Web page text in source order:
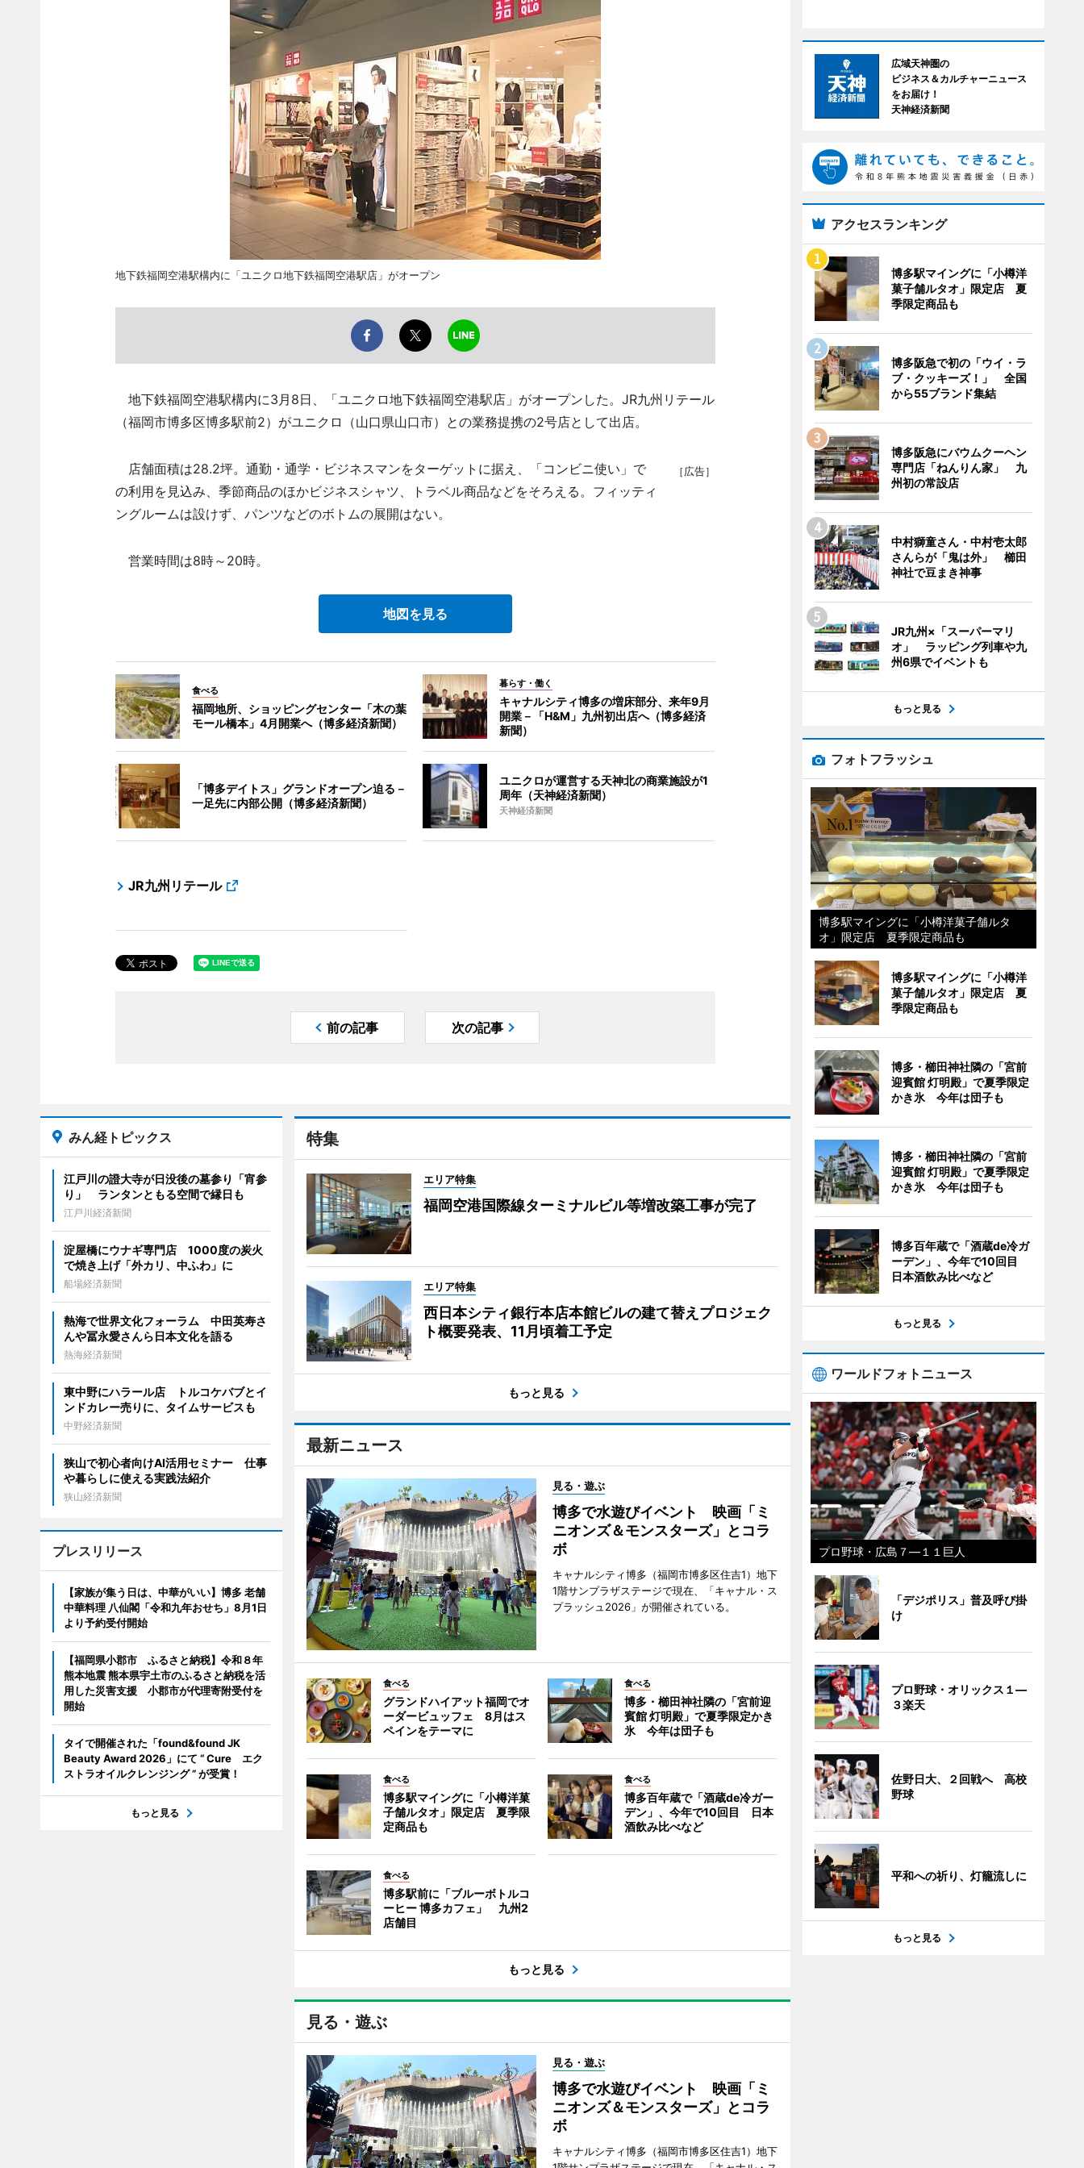
地下鉄福岡空港駅構内に「ユニクロ地下鉄福岡空港駅店」がオープン
地下鉄福岡空港駅構内に3月8日、「ユニクロ地下鉄福岡空港駅店」がオープンした。JR九州リテール
（福岡市博多区博多駅前2）がユニクロ（山口県山口市）との業務提携の2号店として出店。
［広告］
店舗面積は28.2坪。通勤・通学・ビジネスマンをターゲットに据え、「コンビニ使い」で
の利用を見込み、季節商品のほかビジネスシャツ、トラベル商品などをそろえる。フィッティ
ングルームは設けず、パンツなどのボトムの展開はない。
営業時間は8時～20時。
地図を見る
食べる
福岡地所、ショッピングセンター「木の葉
モール橋本」4月開業へ（博多経済新聞）
暮らす・働く
キャナルシティ博多の増床部分、来年9月
開業－「H&M」九州初出店へ（博多経済
新聞）
「博多デイトス」グランドオープン迫る－
一足先に内部公開（博多経済新聞）
ユニクロが運営する天神北の商業施設が1
周年（天神経済新聞）
天神経済新聞
JR九州リテール
前の記事 次の記事
特集
エリア特集
福岡空港国際線ターミナルビル等増改築工事が完了
エリア特集
西日本シティ銀行本店本館ビルの建て替えプロジェク
ト概要発表、11月頃着工予定
もっと見る
最新ニュース
見る・遊ぶ
博多で水遊びイベント 映画「ミ
ニオンズ＆モンスターズ」とコラ
ボ
キャナルシティ博多（福岡市博多区住吉1）地下
1階サンプラザステージで現在、「キャナル・ス
プラッシュ2026」が開催されている。
食べる
グランドハイアット福岡でオ
ーダービュッフェ 8月はス
ペインをテーマに
食べる
博多・櫛田神社隣の「宮前迎
賓館 灯明殿」で夏季限定かき
氷 今年は団子も
食べる
博多駅マイングに「小樽洋菓
子舗ルタオ」限定店 夏季限
定商品も
食べる
博多百年蔵で「酒蔵de冷ガー
デン」、今年で10回目 日本
酒飲み比べなど
食べる
博多駅前に「ブルーボトルコ
ーヒー 博多カフェ」 九州2
店舗目
もっと見る
見る・遊ぶ
見る・遊ぶ
博多で水遊びイベント 映画「ミ
ニオンズ＆モンスターズ」とコラ
ボ
キャナルシティ博多（福岡市博多区住吉1）地下
みん経トピックス
江戸川の證大寺が日没後の墓参り「宵参
り」 ランタンともる空間で縁日も
江戸川経済新聞
淀屋橋にウナギ専門店 1000度の炭火
で焼き上げ「外カリ、中ふわ」に
船場経済新聞
熱海で世界文化フォーラム 中田英寿さ
んや冨永愛さんら日本文化を語る
熱海経済新聞
東中野にハラール店 トルコケバブとイ
ンドカレー売りに、タイムサービスも
中野経済新聞
狭山で初心者向けAI活用セミナー 仕事
や暮らしに使える実践法紹介
狭山経済新聞
プレスリリース
【家族が集う日は、中華がいい】博多 老舗
中華料理 八仙閣「令和九年おせち」8月1日
より予約受付開始
【福岡県小郡市 ふるさと納税】令和８年
熊本地震 熊本県宇土市のふるさと納税を活
用した災害支援 小郡市が代理寄附受付を
開始
タイで開催された「found&found JK
Beauty Award 2026」にて “ Cure エク
ストラオイルクレンジング ” が受賞！
もっと見る
広域天神圏の
ビジネス＆カルチャーニュース
をお届け！
天神経済新聞
アクセスランキング
博多駅マイングに「小樽洋
菓子舗ルタオ」限定店 夏
季限定商品も
博多阪急で初の「ウイ・ラ
ブ・クッキーズ！」 全国
から55ブランド集結
博多阪急にバウムクーヘン
専門店「ねんりん家」 九
州初の常設店
中村獅童さん・中村壱太郎
さんらが「鬼は外」 櫛田
神社で豆まき神事
JR九州×「スーパーマリ
オ」 ラッピング列車や九
州6県でイベントも
もっと見る
フォトフラッシュ
博多駅マイングに「小樽洋菓子舗ルタ
オ」限定店 夏季限定商品も
博多駅マイングに「小樽洋
菓子舗ルタオ」限定店 夏
季限定商品も
博多・櫛田神社隣の「宮前
迎賓館 灯明殿」で夏季限定
かき氷 今年は団子も
博多・櫛田神社隣の「宮前
迎賓館 灯明殿」で夏季限定
かき氷 今年は団子も
博多百年蔵で「酒蔵de冷ガ
ーデン」、今年で10回目
日本酒飲み比べなど
もっと見る
ワールドフォトニュース
プロ野球・広島７―１１巨人
「デジポリス」普及呼び掛
け
プロ野球・オリックス１―
３楽天
佐野日大、２回戦へ 高校
野球
平和への祈り、灯籠流しに
もっと見る